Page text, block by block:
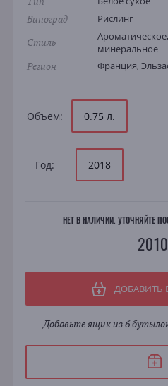
Виноград Рислинг
Стиль
минеральное
Регион Франция,
Объем: 0.75 л.
Год: 2018
НЕТ В НАЛИЧИИ. УТОЧНЯЙТЕ
ДОБАВИТЬ
Добавьте ящик из 6